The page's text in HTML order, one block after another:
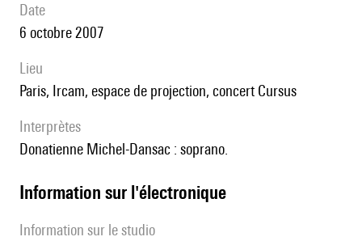
date
6 octobre 2007
lieu
Paris, Ircam, espace de projection, concert Cursus
interprètes
Donatienne Michel-Dansac : soprano.
Information sur l'électronique
Information sur le studio